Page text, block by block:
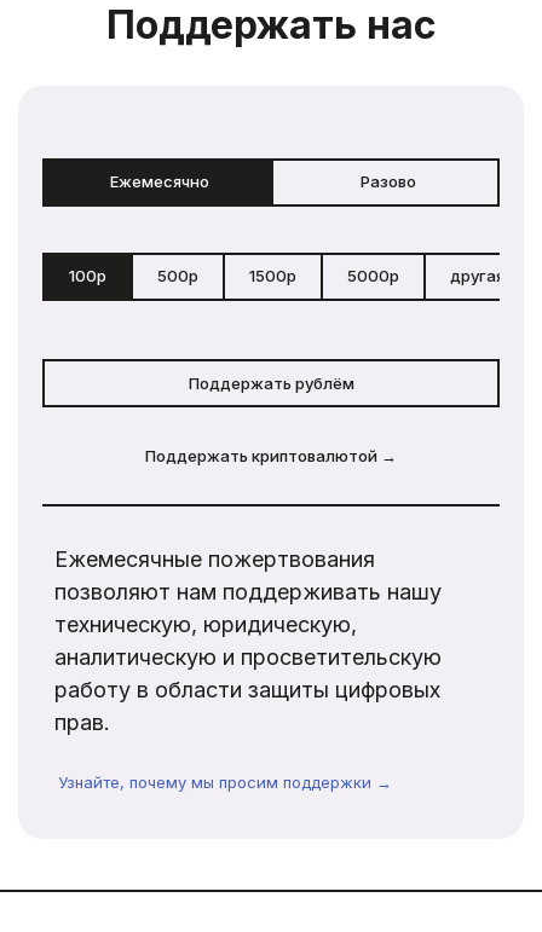
Поддержать нас
Ежемесячно Разово
100р 500р 1500р 5000р другая
Поддержать рублём
Поддержать криптовалютой →
Ежемесячные пожертвования
позволяют нам поддерживать нашу
техническую, юридическую,
аналитическую и просветительскую
работу в области защиты цифровых
прав.
Узнайте, почему мы просим поддержки →